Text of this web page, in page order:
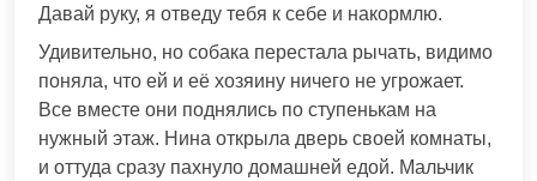
Давай руку, я отведу тебя к себе и накормлю.
Удивительно, но собака перестала рычать, видимо
поняла, что ей и её хозяину ничего не угрожает.
Все вместе они поднялись по ступенькам на
нужный этаж. Нина открыла дверь своей комнаты,
и оттуда сразу пахнуло домашней едой. Мальчик